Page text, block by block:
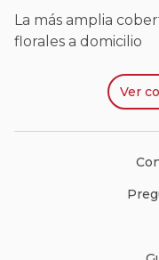
La más amplia
florales a domicilio
Ver